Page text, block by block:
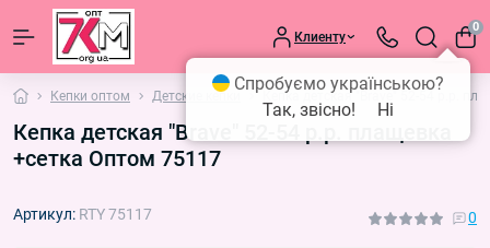
Клиенту
0
Кепки оптом Детские кепки Кепка детская "Brave" 52-54 р.р.
Кепка детская "Brave" 52-54 р.р. плащевка
+сетка Оптом 75117
Артикул: RTY 75117 0
Спробуємо українською?
Так, звісно!
Ні